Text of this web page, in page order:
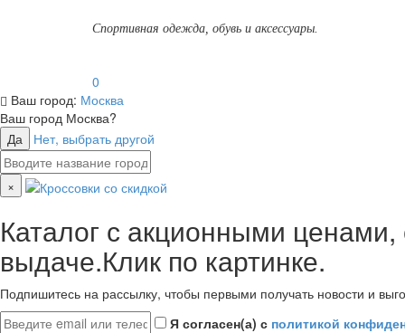
Спортивная одежда, обувь и аксессуары.
0
Ваш город: Москва
Ваш город Москва?
Да
Нет, выбрать другой
×
Каталог с акционными
выдаче.Клик по картинке.
Подпишитесь на рассылку, чтобы первыми получать новости и
Я согласен(а) с политикой